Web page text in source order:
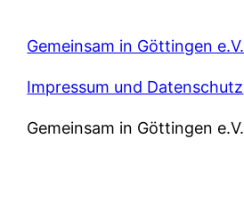
Gemeinsam in Göttingen e.V.
Impressum und Datenschutz
Gemeinsam in Göttingen e.V.